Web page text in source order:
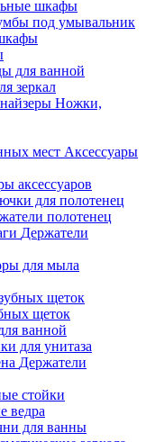
шкафы
под умывальник
для ванной
зеркал
Ножки,
Аксессуары
аксессуаров
для полотенец
полотенец
Держатели
для мыла
щеток
ванной
для унитаза
Держатели
стойки
ведра
для ванны